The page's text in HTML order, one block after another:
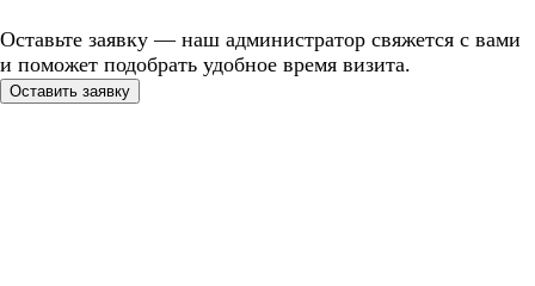
Оставьте заявку — наш администратор свяжется с вами
и поможет подобрать удобное время визита.
Оставить заявку